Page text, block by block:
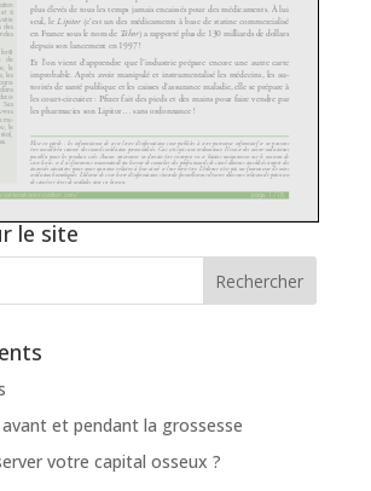
le site
et pendant la grossesse
votre capital osseux ?